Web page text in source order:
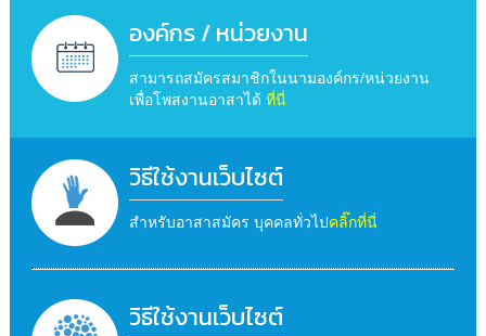
องค์กร / หน่วยงาน
สามารถสมัครสมาชิกในนามองค์กร/หน่วยงาน
เพื่อโพสงานอาสาได้ ที่นี่
วิธีใช้งานเว็บไซต์
สำหรับอาสาสมัคร บุคคลทั่วไปคลิ๊กที่นี่
วิธีใช้งานเว็บไซต์